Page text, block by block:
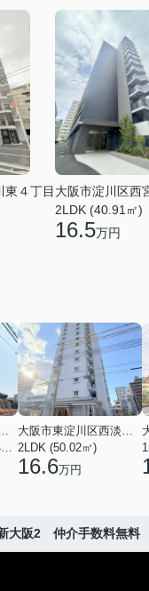
東４丁目 大阪市淀川区西
2LDK (40.91㎡)
16.5万円
川区福町２丁目
2LDK＋S(納戸) (59.48㎡)
大阪市東淀川区西淡路１丁目
2LDK (50.02㎡)
16.6万円
大阪2 仲介手数料無料